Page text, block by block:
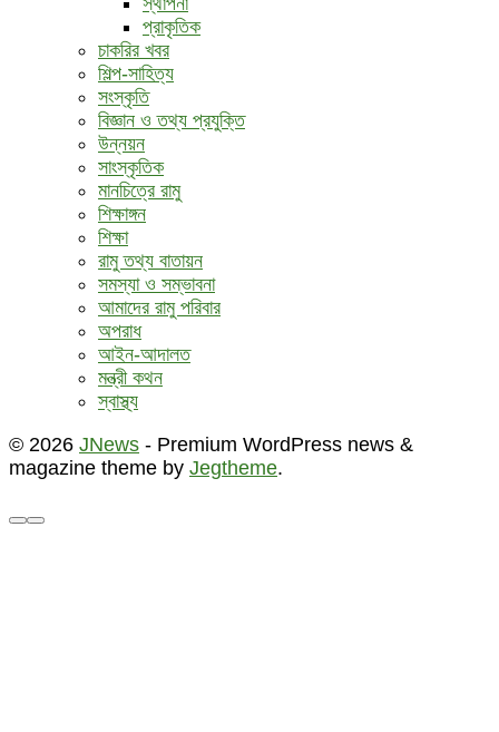
প্রাকৃতিক
চাকরির খবর
শিল্প-সাহিত্য
সংস্কৃতি
বিজ্ঞান ও তথ্য প্রযুক্তি
উন্নয়ন
সাংস্কৃতিক
মানচিত্রে রামু
শিক্ষাঙ্গন
শিক্ষা
রামু তথ্য বাতায়ন
সমস্যা ও সম্ভাবনা
আমাদের রামু পরিবার
অপরাধ
আইন-আদালত
মন্ত্রী কথন
স্বাস্থ্য
© 2026 JNews - Premium WordPress news &
magazine theme by Jegtheme.